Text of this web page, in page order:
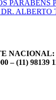
ALBERTO
NACIONAL:
– (11) 98139